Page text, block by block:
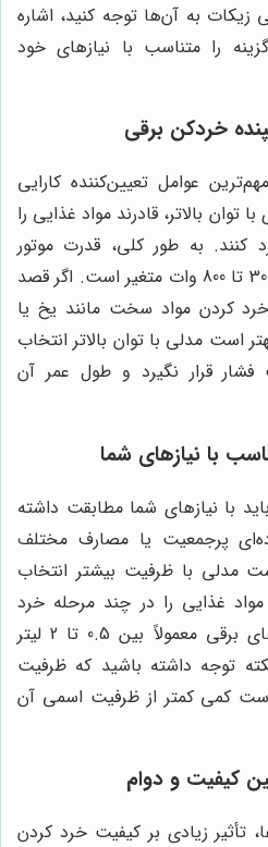
زیکات به آن‌ها توجه کنید، اشاره
را متناسب با نیازهای خود
خردکن برقی
عوامل تعیین‌کننده کارایی
بالاتر، قادرند مواد غذایی را
کنند. به طور کلی، قدرت موتور
خردکن‌های برقی بین 300 تا 800 وات متغیر است. اگر قصد
خرد کردن مواد سخت مانند یخ یا
است مدلی با توان بالاتر انتخاب
قرار نگیرد و طول عمر آن
با نیازهای شما
با نیازهای شما مطابقت داشته
پرجمعیت یا مصارف مختلف
مدلی با ظرفیت بیشتر انتخاب
مواد غذایی را در چند مرحله خرد
کنید. ظرفیت خردکن‌های برقی معمولاً بین 0.5 تا 2 لیتر
توجه داشته باشید که ظرفیت
کمی کمتر از ظرفیت اسمی آن
کیفیت و دوام
زیادی بر کیفیت خرد کردن